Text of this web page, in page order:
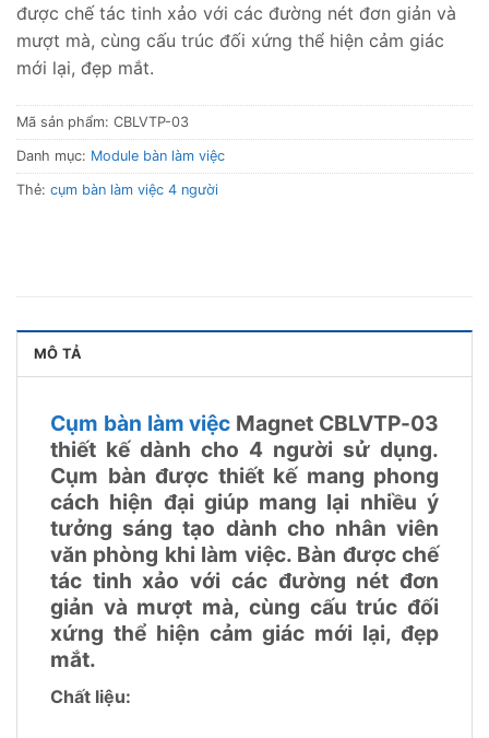
được chế tác tinh xảo với các đường nét đơn giản và
mượt mà, cùng cấu trúc đối xứng thể hiện cảm giác
mới lại, đẹp mắt.
Mã sản phẩm: CBLVTP-03
Danh mục: Module bàn làm việc
Thẻ: cụm bàn làm việc 4 người
MÔ TẢ
Cụm bàn làm việc Magnet CBLVTP-03
thiết kế dành cho 4 người sử dụng.
Cụm bàn được thiết kế mang phong
cách hiện đại giúp mang lại nhiều ý
tưởng sáng tạo dành cho nhân viên
văn phòng khi làm việc. Bàn được chế
tác tinh xảo với các đường nét đơn
giản và mượt mà, cùng cấu trúc đối
xứng thể hiện cảm giác mới lại, đẹp
mắt.
Chất liệu: